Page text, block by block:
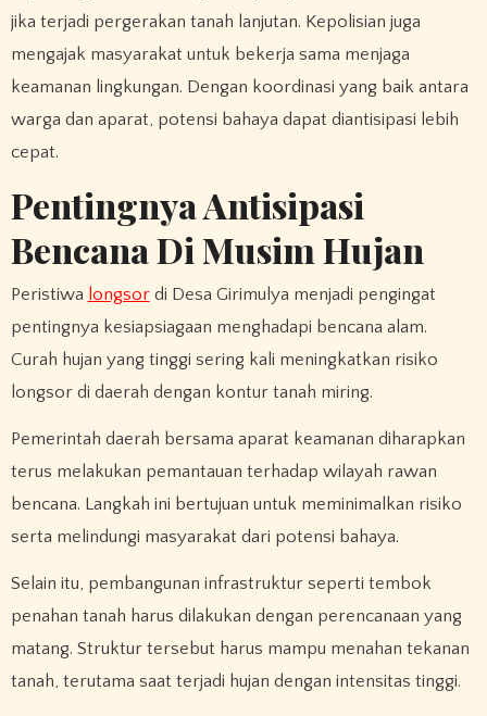
jika terjadi pergerakan tanah lanjutan. Kepolisian juga
mengajak masyarakat untuk bekerja sama menjaga
keamanan lingkungan. Dengan koordinasi yang baik antara
warga dan aparat, potensi bahaya dapat diantisipasi lebih
cepat.
Pentingnya Antisipasi
Bencana Di Musim Hujan
Peristiwa longsordi Desa Girimulya menjadi pengingat
pentingnya kesiapsiagaan menghadapi bencana alam.
Curah hujan yang tinggi sering kali meningkatkan risiko
longsor di daerah dengan kontur tanah miring.
Pemerintah daerah bersama aparat keamanan diharapkan
terus melakukan pemantauan terhadap wilayah rawan
bencana. Langkah ini bertujuan untuk meminimalkan risiko
serta melindungi masyarakat dari potensi bahaya.
Selain itu, pembangunan infrastruktur seperti tembok
penahan tanah harus dilakukan dengan perencanaan yang
matang. Struktur tersebut harus mampu menahan tekanan
tanah, terutama saat terjadi hujan dengan intensitas tinggi.